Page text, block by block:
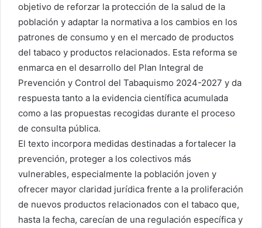
objetivo de reforzar la protección de la salud de la
población y adaptar la normativa a los cambios en los
patrones de consumo y en el mercado de productos
del tabaco y productos relacionados. Esta reforma se
enmarca en el desarrollo del Plan Integral de
Prevención y Control del Tabaquismo 2024-2027 y da
respuesta tanto a la evidencia científica acumulada
como a las propuestas recogidas durante el proceso
de consulta pública.
El texto incorpora medidas destinadas a fortalecer la
prevención, proteger a los colectivos más
vulnerables, especialmente la población joven y
ofrecer mayor claridad jurídica frente a la proliferación
de nuevos productos relacionados con el tabaco que,
hasta la fecha, carecían de una regulación específica y